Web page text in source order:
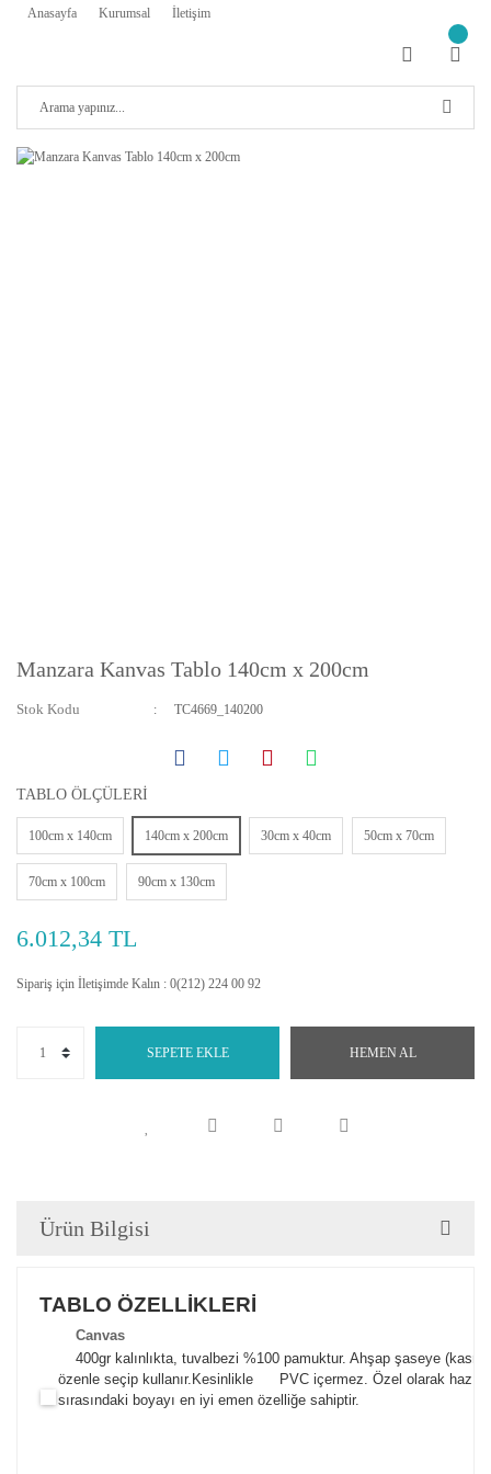
Anasayfa Kurumsal İletişim
Manzara Kanvas Tablo 140cm x 200cm
Stok Kodu TC4669_140200
TABLO ÖLÇÜLERİ
100cm x 140cm 140cm x 200cm 30cm x 40cm 50cm x 70cm
70cm x 100cm 90cm x 130cm
6.012,34 TL
Sipariş için İletişimde Kalın : 0(212) 224 00 92
SEPETE EKLE HEMEN AL
Ürün Bilgisi
TABLO ÖZELLİKLERİ
Canvas
400gr kalınlıkta, tuvalbezi %100 pamuktur. Ahşap şaseye
özenle seçip kullanır. Kesinlikle PVC içermez. Özel olarak
sırasındaki boyayı en iyi emen özelliğe sahiptir.